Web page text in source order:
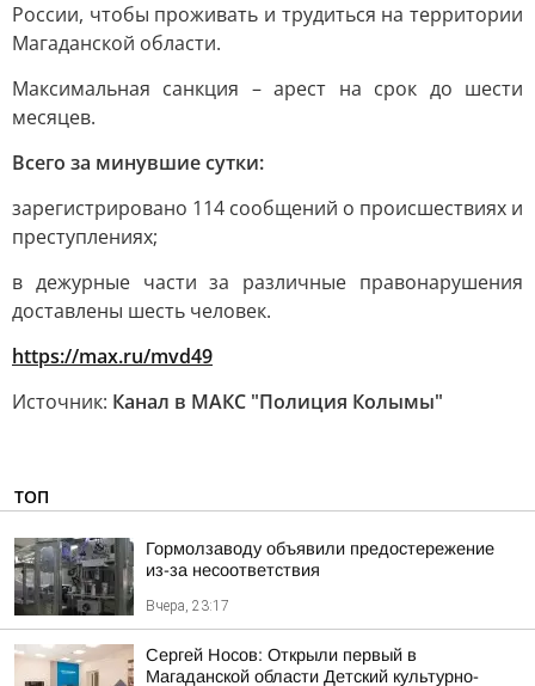
России, чтобы проживать и трудиться на территории
Магаданской области.
Максимальная санкция – арест на срок до шести
месяцев.
Всего за минувшие сутки:
зарегистрировано 114 сообщений о происшествиях и
преступлениях;
в дежурные части за различные правонарушения
доставлены шесть человек.
https://max.ru/mvd49
Источник: Канал в МАКС "Полиция Колымы"
ТОП
Гормолзаводу объявили предостережение
из-за несоответствия
Вчера, 23:17
Сергей Носов: Открыли первый в
Магаданской области Детский культурно-